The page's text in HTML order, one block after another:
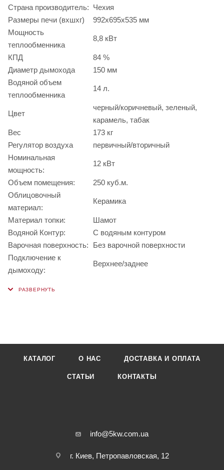
Страна производитель: Чехия
Размеры печи (вхшхг)
992x695x535 мм
Мощность
теплообменника
8,8 кВт
КПД
84 %
Диаметр дымохода
150 мм
Водяной объем
теплообменника
14 л.
Цвет
черный/коричневый, зеленый,
карамель, табак
Вес
173 кг
Регулятор воздуха
первичный/вторичный
Номинальная
мощность:
12 кВт
Объем помещения:
250 куб.м.
Облицовочный
материал:
Керамика
Материал топки:
Шамот
Водяной Контур:
С водяным контуром
Варочная поверхность:
Без варочной поверхности
Подключение к
дымоходу:
Верхнее/заднее
КАТАЛОГ О НАС ДОСТАВКА И ОПЛАТА
СТАТЬИ КОНТАКТЫ
info@5kw.com.ua
г. Киев, Петропавловская, 12